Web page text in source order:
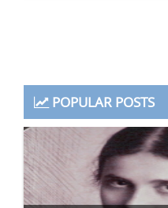
POPULAR POSTS